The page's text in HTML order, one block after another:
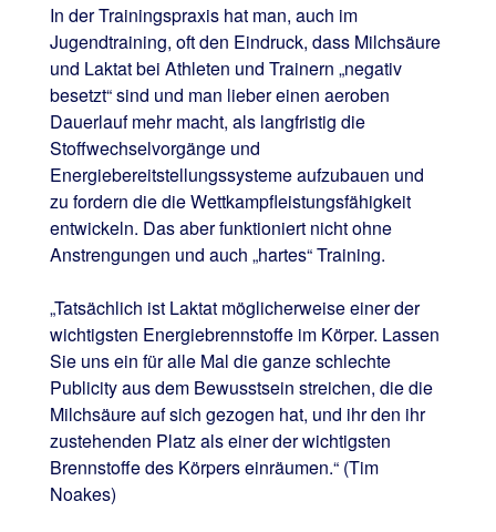
In der Trainingspraxis hat man, auch im
Jugendtraining, oft den Eindruck, dass Milchsäure
und Laktat bei Athleten und Trainern „negativ
besetzt“ sind und man lieber einen aeroben
Dauerlauf mehr macht, als langfristig die
Stoffwechselvorgänge und
Energiebereitstellungssysteme aufzubauen und
zu fordern die die Wettkampfleistungsfähigkeit
entwickeln. Das aber funktioniert nicht ohne
Anstrengungen und auch „hartes“ Training.
„Tatsächlich ist Laktat möglicherweise einer der
wichtigsten Energiebrennstoffe im Körper. Lassen
Sie uns ein für alle Mal die ganze schlechte
Publicity aus dem Bewusstsein streichen, die die
Milchsäure auf sich gezogen hat, und ihr den ihr
zustehenden Platz als einer der wichtigsten
Brennstoffe des Körpers einräumen.“ (Tim
Noakes)